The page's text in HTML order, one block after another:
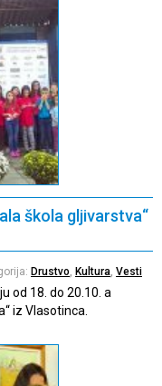
škola gljivarstva“
Drustvo, Kultura, Vesti
od 18. do 20.10. a
iz Vlasotinca.